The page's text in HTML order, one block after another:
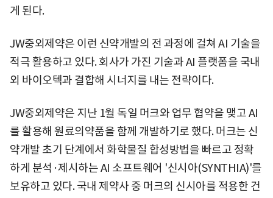
게 된다.
JW중외제약은 이런 신약개발의 전 과정에 걸쳐 AI 기술을
적극 활용하고 있다. 회사가 가진 기술과 AI 플랫폼을 국내
외 바이오텍과 결합해 시너지를 내는 전략이다.
JW중외제약은 지난 1월 독일 머크와 업무 협약을 맺고 AI
를 활용해 원료의약품을 함께 개발하기로 했다. 머크는 신
약개발 초기 단계에서 화학물질 합성방법을 빠르고 정확
하게 분석·제시하는 AI 소프트웨어 '신시아(SYNTHIA)'를
보유하고 있다. 국내 제약사 중 머크의 신시아를 적용한 건